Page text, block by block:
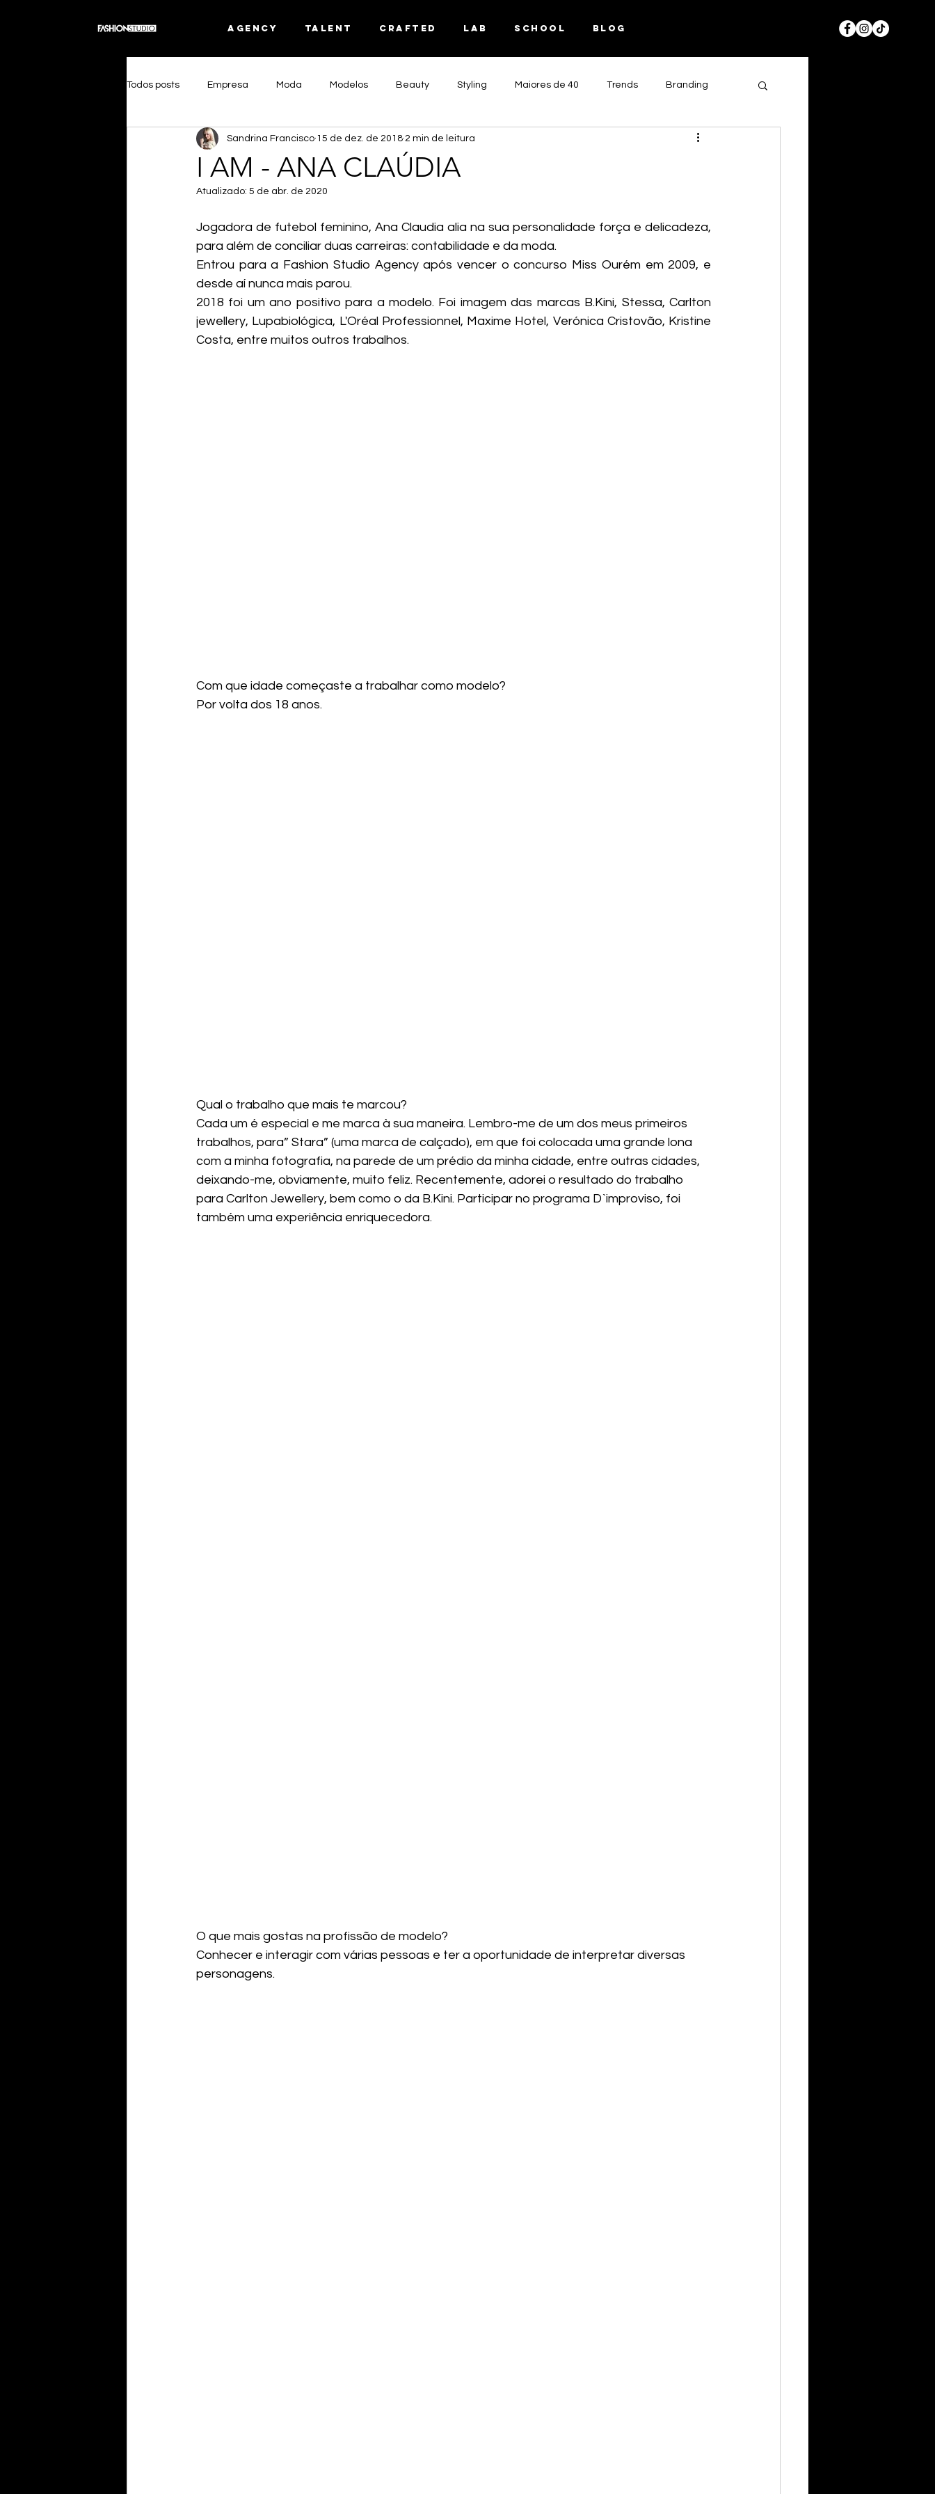
AGENCY TALENT CRAFTED LAB SCHOOL Blog
Todos posts Empresa Moda Modelos Beauty Styling Maiores de 40 Trends Branding
Publicidade VideoClips Testemunho Tech
I AM - ANA CLAÚDIA
Sandrina Francisco 15 de dez. de 2018 2 min de leitura
Atualizado: 5 de abr. de 2020
Jogadora de futebol feminino, Ana Claudia alia na sua personalidade força e delicadeza,
para além de conciliar duas carreiras: contabilidade e da moda.
Entrou para a Fashion Studio Agency após vencer o concurso Miss Ourém em 2009, e
desde aí nunca mais parou.
2018 foi um ano positivo para a modelo. Foi imagem das marcas B.Kini, Stessa, Carlton
jewellery, Lupabiológica, L'Oréal Professionnel, Maxime Hotel, Verónica Cristovão, Kristine
Costa, entre muitos outros trabalhos.
Com que idade começaste a trabalhar como modelo?
Por volta dos 18 anos.
Qual o trabalho que mais te marcou?
Cada um é especial e me marca à sua maneira. Lembro-me de um dos meus primeiros
trabalhos, para” Stara” (uma marca de calçado), em que foi colocada uma grande lona
com a minha fotografia, na parede de um prédio da minha cidade, entre outras cidades,
deixando-me, obviamente, muito feliz. Recentemente, adorei o resultado do trabalho
para Carlton Jewellery, bem como o da B.Kini. Participar no programa D`improviso, foi
também uma experiência enriquecedora.
O que mais gostas na profissão de modelo?
Conhecer e interagir com várias pessoas e ter a oportunidade de interpretar diversas
personagens.